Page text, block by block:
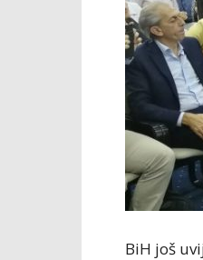
BiH još